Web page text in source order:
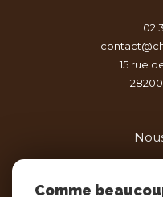
02
15 rue
28200
Comme